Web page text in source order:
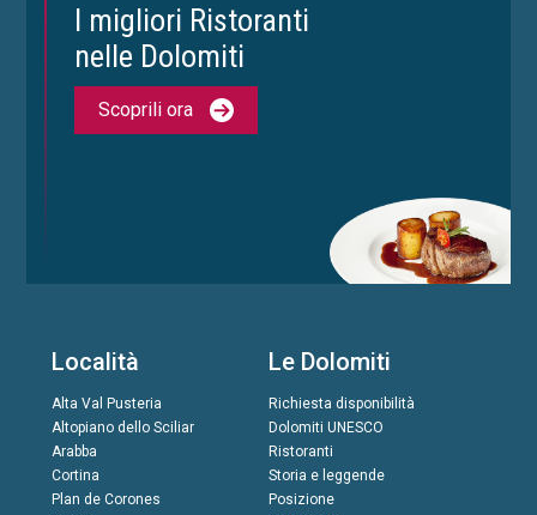
I migliori Ristoranti
nelle Dolomiti
Scoprili ora
Località
Alta Val Pusteria
Altopiano dello Sciliar
Arabba
Cortina
Plan de Corones
Le Dolomiti
Richiesta disponibilità
Dolomiti UNESCO
Ristoranti
Storia e leggende
Posizione